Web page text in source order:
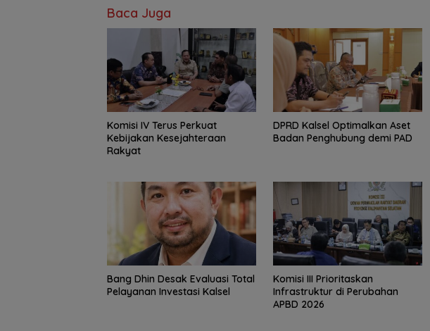
Baca Juga
Komisi IV Terus Perkuat
Kebijakan Kesejahteraan
Rakyat
‎DPRD Kalsel Optimalkan Aset
Badan Penghubung demi PAD
‎Bang Dhin Desak Evaluasi Total
Pelayanan Investasi Kalsel
‎Komisi III Prioritaskan
Infrastruktur di Perubahan
APBD 2026